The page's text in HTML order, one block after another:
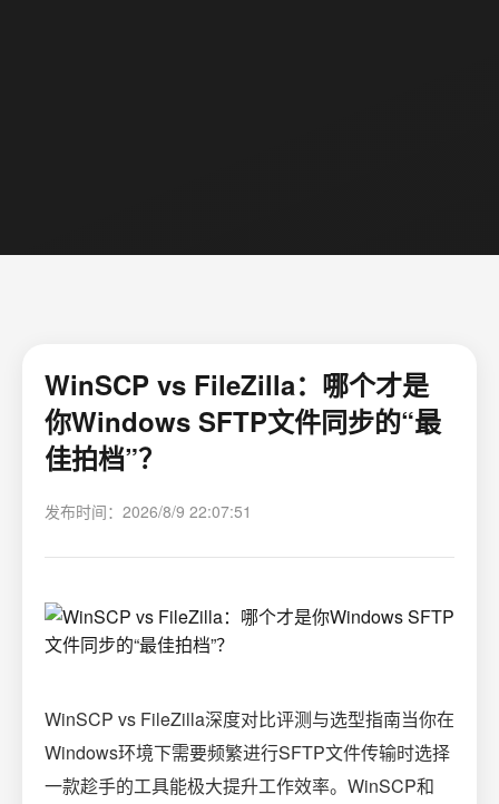
WinSCP vs FileZilla：哪个才是
你Windows SFTP文件同步的“最
佳拍档”？
发布时间：2026/8/9 22:07:51
WinSCP vs FileZilla深度对比评测与选型指南当你在
Windows环境下需要频繁进行SFTP文件传输时选择
一款趁手的工具能极大提升工作效率。WinSCP和